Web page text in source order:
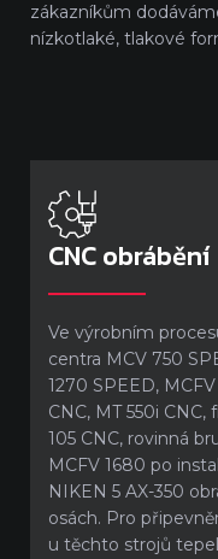
zákazníkům
nízkotlaké, tlakové
CNC obrábění
Ve výrobním
centra MCV 750
1270 SPEED,
CNC, MT 550i
105 CNC, rovinná
MCFV 1680 po
NIKEN 5 AX-350
osách. Pro
u těchto strojů